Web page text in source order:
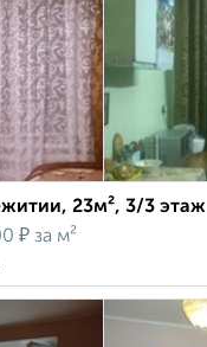
23м², 3/3 этаж
₽ за м²